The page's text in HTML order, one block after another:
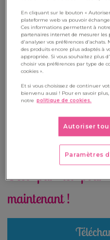
les bons souliers. Voici de quoi
Noël: c’est toujours plus
le commerce !
Il faut simplement trouver
coloré, ou blanc si on veut
eux-mêmes ces jolis petits
mentionner le nom du
fonctionne une perforatrice :
trous pour le passage de la
ces étiquettes à leurs paquets
C'est par ici pour
maintenant !
En cliquant sur le bouton «
plateforme web va pouvoir
Ces informations permettent à
partenaires internet de mesurer les
d'analyser vos préférences d'achats.
des produits encore plus adaptés à
appropriée. Si vous souhaitez plus
choisir vos préférences par type de
cookies ».
Et si vous choisissez de continuer
bienvenu aussi ! Pour en savoir
notre politique de cookies.
Autoriser
Paramètres